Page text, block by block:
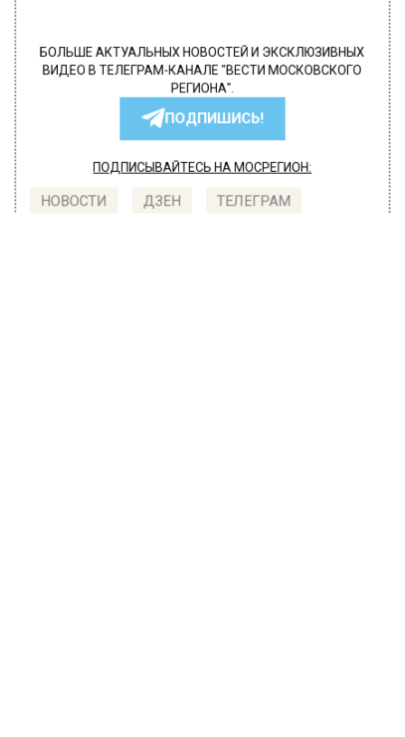
БОЛЬШЕ АКТУАЛЬНЫХ НОВОСТЕЙ И ЭКСКЛЮЗИВНЫХ
ВИДЕО В ТЕЛЕГРАМ-КАНАЛЕ "ВЕСТИ МОСКОВСКОГО
РЕГИОНА".
ПОДПИШИСЬ!
ПОДПИСЫВАЙТЕСЬ НА МОСРЕГИОН:
НОВОСТИ ДЗЕН ТЕЛЕГРАМ